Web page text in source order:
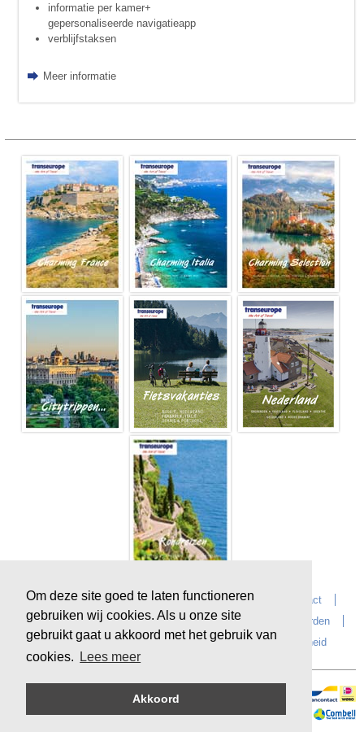
Om deze site goed te laten functioneren
gebruiken wij cookies. Als u onze site
gebruikt gaat u akkoord met het gebruik van
cookies.
Lees meer
Akkoord
informatie per kamer+
gepersonaliseerde navigatieapp
verblijfstaksen
Meer informatie
Home Over Transeurope Vacatures
Contact
Vragen?
Reiskantoren Extras
Reisvoorwaarden
Reisverzekeringen
privacyverklaring Duurzaamheid
Veilig online betalen